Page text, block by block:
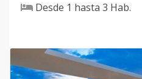
Desde 1 hasta 3 Hab.